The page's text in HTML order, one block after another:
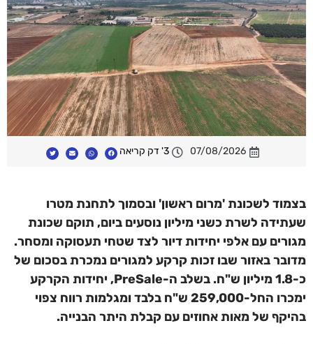
07/08/2026 3' דק קריאה
בצמוד לשכונת 'מרום ראשון' ובסמוך לתחנת מטרו
שעתידה לשרת כשני מיליון נוסעים ביום, תוקם שכונת
מגורים עם אלפי יחידות דיור לצד שטחי תעסוקה ומסחר.
מדובר באזור שבו זכות קרקע למגורים נמכרת בסכום של
כ-1.8 מיליון ש"ח. בשלב ה-PreSale, יחידות הקרקע
ימכרו החל-259,000 ש"ח בלבד ומגלמות רווח צפוי
בהיקף של מאות אחוזים עם קבלת היתר הבנייה.